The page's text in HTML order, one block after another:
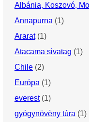
Albánia, Koszovó,
Annapurna (1)
Ararat(1)
Atacama sivatag (1)
Chile(2)
Európa (1)
everest(1)
gyógynövèny túra (1)